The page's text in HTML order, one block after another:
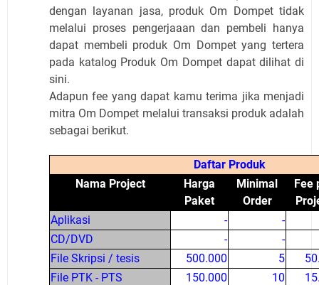
dengan layanan jasa, produk Om Dompet tidak
melalui proses pengerjaaan dan pembeli hanya
dapat membeli produk Om Dompet yang tertera
pada katalog Produk Om Dompet dapat dilihat di
sini.
Adapun fee yang dapat kamu terima jika menjadi
mitra Om Dompet melalui transaksi produk adalah
sebagai berikut.
Daftar Produk
Nama Project
Harga
Paket
Minimal
Order
Fee
Aplikasi
-
-
CD/DVD
-
-
File Skripsi / tesis
500.000 5
File PTK - PTS
150.000 10